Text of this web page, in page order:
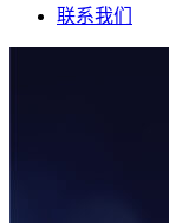
联系我们